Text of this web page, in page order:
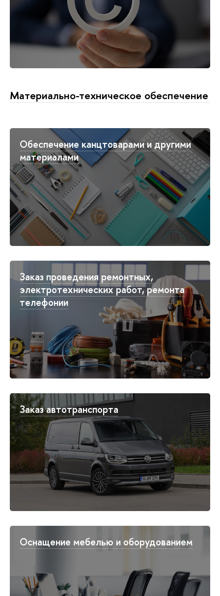
Материально-техническое обеспечение
Обеспечение канцтоварами и другими
материалами
Заказ проведения ремонтных,
электротехнических работ, ремонта
телефонии
Заказ автотранспорта
Оснащение мебелью и оборудованием